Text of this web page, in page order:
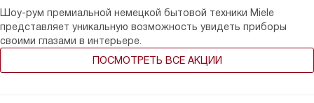
Шоу-рум премиальной немецкой бытовой техники Miele
представляет уникальную возможность увидеть приборы
своими глазами в интерьере.
ПОСМОТРЕТЬ ВСЕ АКЦИИ